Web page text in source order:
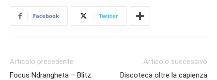
Facebook Twitter
Articolo precedente
Focus Ndrangheta – Blitz
Articolo successivo
Discoteca oltre la capienza